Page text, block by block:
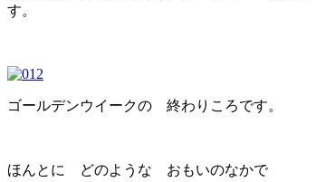
す。
ゴールデンウイークの 終わりころです。
ほんとに どのような おもいのなかで